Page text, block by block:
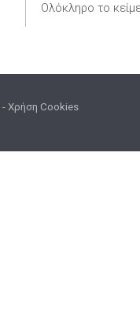
Ολόκληρο το
-Χρήση Cookies